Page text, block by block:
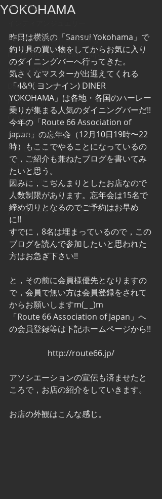
Route 66
Harley-Davidson & Touring
Route 66 Association of Japan
Cook & Meal
Daily Life
Music Video
Camping
America Camping
Film Location
ライブ観戦
Fishing lure
ウェーディング
踊り場・ディスコ・クラブ
YOKOHAMA
昨日は横浜の「Sansui Yokohama」で
釣り具の買い物をしてからお気に入り
のダイニングバーへ行ってきた。
気さくなマスターが出迎えてくれる
「4&9( ヨンナイン) DINER
YOKOHAMA」は各地・各国のハーレー
乗りが集まる人気のダイニングバーだ!!
今年の「Route 66 Association of
Japan」の忘年会（12月10日19時〜22
時）もここでやることになっているの
で，ご紹介も兼ねたブログを書いてみ
たいと思う。
因みに，こぢんまりとしたお店なので
人数制限があります。忘年会は15名で
締め切りとなるのでご予約はお早め
に!!
すでに，8名は埋まっているので，この
ブログを読んで参加したいと思われた
方はお急ぎ下さい!!
と，その前に会員様優先となりますの
で，会員で無い方は会員登録をされて
からお願いしますm(_ _)m
「Route 66 Association of Japan」へ
の会員登録等は下記ホームページから!!
http://route66.jp/
アソシエーションの宣伝も済ませたと
ころで，お店の紹介をしていきます。
お店の外観はこんな感じ。